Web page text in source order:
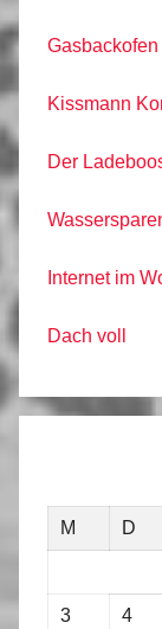
Gasbackofen
Kissmann
Der
Internet im
Dach voll
M
D
3 4